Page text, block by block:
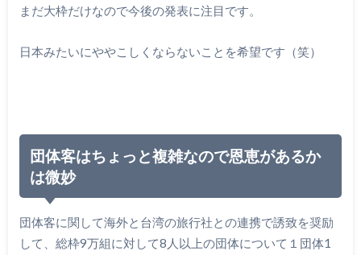
まだ大枠だけなので今後の発表に注目です。
日本みたいにややこしくならないことを希望です（笑）
団体客はちょっと複雑なので恩恵があるか
は微妙
団体客に関して海外と台湾の旅行社との連携で誘致を奨励
して、総枠9万組に対して8人以上の団体について１団体1